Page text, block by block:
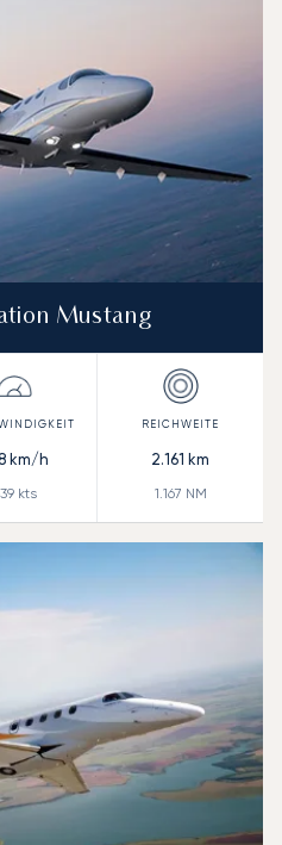
Mustang
km/h
kts
2.161 km
1.167 NM